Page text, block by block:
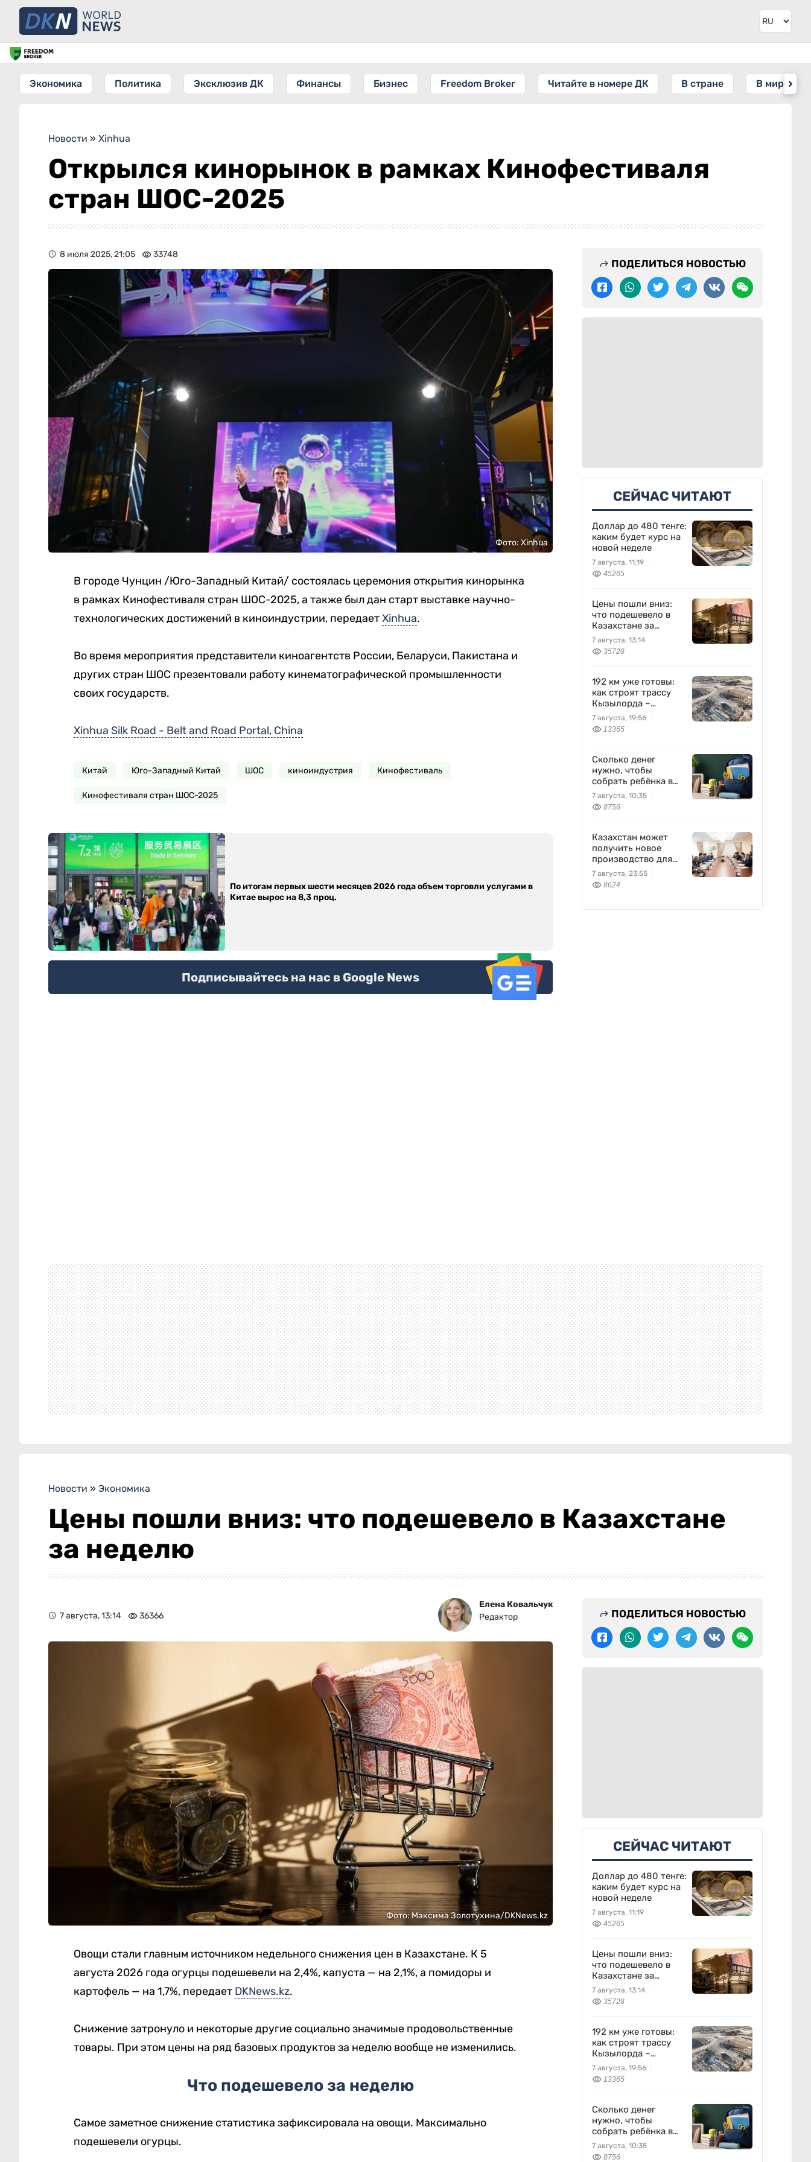
Экономика Политика Эксклюзив ДК Финансы Бизнес Freedom Broker Читайте в номере ДК В стране В мире
Новости » Xinhua
Открылся кинорынок в рамках Кинофестиваля
стран ШОС-2025
8 июля 2025, 21:05 33748
Фото: Xinhua
В городе Чунцин /Юго-Западный Китай/ состоялась церемония открытия кинорынка
в рамках Кинофестиваля стран ШОС-2025, а также был дан старт выставке научно-
технологических достижений в киноиндустрии, передаетXinhua.
Во время мероприятия представители киноагентств России, Беларуси, Пакистана и
других стран ШОС презентовали работу кинематографической промышленности
своих государств.
Xinhua Silk Road - Belt and Road Portal, China
Китай Юго-Западный Китай ШОС киноиндустрия Кинофестиваль
Кинофестиваля стран ШОС-2025
По итогам первых шести месяцев 2026 года объем торговли услугами в
Китае вырос на 8,3 проц.
Подписывайтесь на нас в Google News
ПОДЕЛИТЬСЯ НОВОСТЬЮ
СЕЙЧАС ЧИТАЮТ
Доллар до 480 тенге:
каким будет курс на
новой неделе
7 августа, 11:19
45265
Цены пошли вниз:
что подешевело в
Казахстане за
неделю
7 августа, 13:14
35728
192 км уже готовы:
как строят трассу
Кызылорда –
Жезказган
7 августа, 19:56
13365
Сколько денег
нужно, чтобы
собрать ребёнка в
школу?
7 августа, 10:35
8756
Казахстан может
получить новое
производство для
химпрома и
энергетики
7 августа, 23:55
8624
Новости » Экономика
Цены пошли вниз: что подешевело в Казахстане
за неделю
7 августа, 13:14 36366
Елена Ковальчук
Редактор
Фото: Максима Золотухина/DKNews.kz
Овощи стали главным источником недельного снижения цен в Казахстане. К 5
августа 2026 года огурцы подешевели на 2,4%, капуста — на 2,1%, а помидоры и
картофель — на 1,7%, передает DKNews.kz.
Снижение затронуло и некоторые другие социально значимые продовольственные
товары. При этом цены на ряд базовых продуктов за неделю вообще не изменились.
Что подешевело за неделю
Самое заметное снижение статистика зафиксировала на овощи. Максимально
подешевели огурцы.
ПОДЕЛИТЬСЯ НОВОСТЬЮ
СЕЙЧАС ЧИТАЮТ
Доллар до 480 тенге:
каким будет курс на
новой неделе
7 августа, 11:19
45265
Цены пошли вниз:
что подешевело в
Казахстане за
неделю
7 августа, 13:14
35728
192 км уже готовы:
как строят трассу
Кызылорда –
Жезказган
7 августа, 19:56
13365
Сколько денег
нужно, чтобы
собрать ребёнка в
школу?
7 августа, 10:35
8756